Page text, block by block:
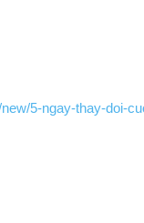
5-ngay-thay-doi-